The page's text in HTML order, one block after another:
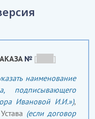
№ [
]
наименование
подписывающего
Ивановой И.И.»),
(если договор